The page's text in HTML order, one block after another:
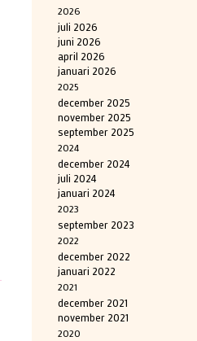
2026
juli 2026
juni 2026
april 2026
januari 2026
2025
december 2025
november 2025
september 2025
2024
december 2024
juli 2024
januari 2024
2023
september 2023
2022
december 2022
januari 2022
2021
december 2021
november 2021
2020